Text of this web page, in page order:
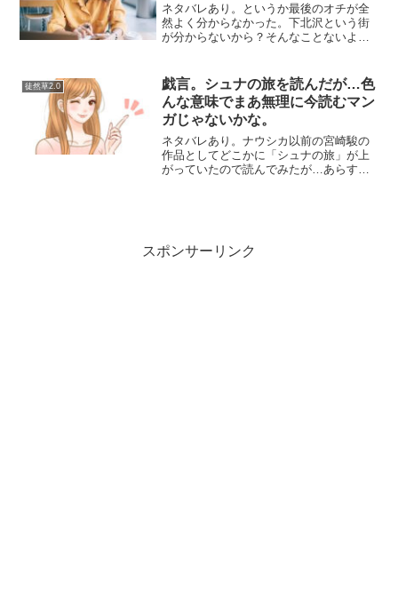
ネタバレあり。というか最後のオチが全
然よく分からなかった。下北沢という街
が分からないから？そんなことないよう
んな男の一人称小説で自分の母と娘のや
りとりが続く。不倫に腹を立...
徒然草2.0
戯言。シュナの旅を読んだが…色
んな意味でまあ無理に今読むマン
ガじゃないかな。
ネタバレあり。ナウシカ以前の宮崎駿の
作品としてどこかに「シュナの旅」が上
がっていたので読んでみたが…あらすじ
スポンサーリンク